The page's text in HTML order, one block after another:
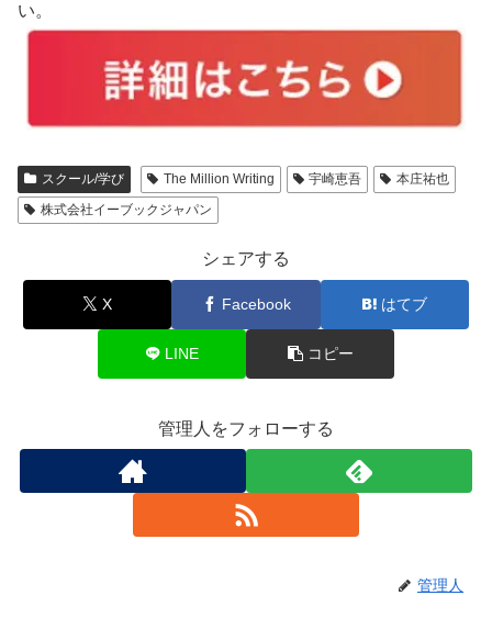
い。
スクール/学び The Million Writing 宇崎恵吾
本庄祐也
株式会社イーブックジャパン
シェアする
X Facebook はてブ
LINE コピー
管理人をフォローする
管理人